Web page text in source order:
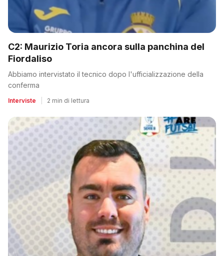
C2: Maurizio Toria ancora sulla panchina del
Fiordaliso
Abbiamo intervistato il tecnico dopo l'ufficializzazione della
conferma
Interviste 2 min di lettura